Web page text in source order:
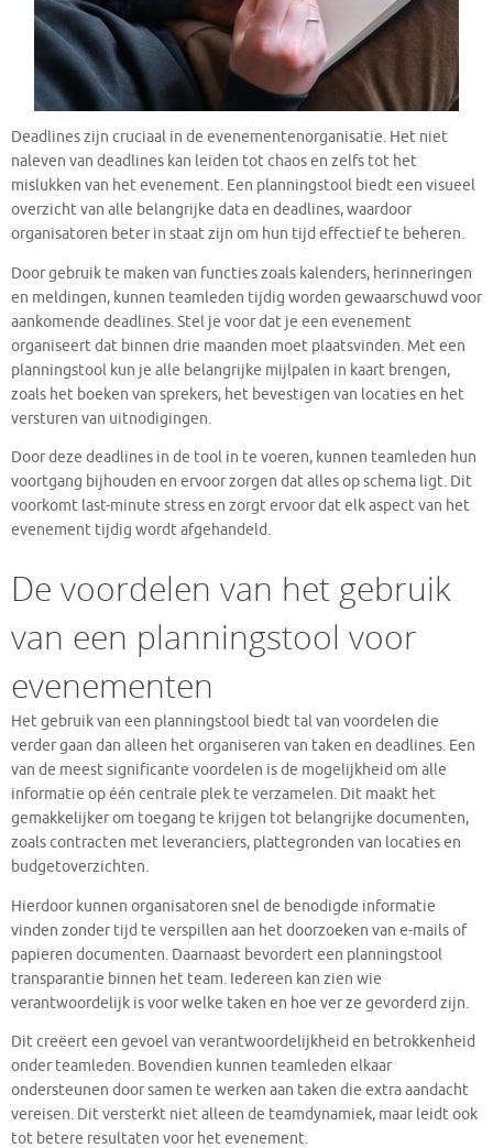
Deadlines zijn cruciaal in de evenementenorganisatie. Het niet
naleven van deadlines kan leiden tot chaos en zelfs tot het
mislukken van het evenement. Een planningstool biedt een visueel
overzicht van alle belangrijke data en deadlines, waardoor
organisatoren beter in staat zijn om hun tijd effectief te beheren.
Door gebruik te maken van functies zoals kalenders, herinneringen
en meldingen, kunnen teamleden tijdig worden gewaarschuwd voor
aankomende deadlines. Stel je voor dat je een evenement
organiseert dat binnen drie maanden moet plaatsvinden. Met een
planningstool kun je alle belangrijke mijlpalen in kaart brengen,
zoals het boeken van sprekers, het bevestigen van locaties en het
versturen van uitnodigingen.
Door deze deadlines in de tool in te voeren, kunnen teamleden hun
voortgang bijhouden en ervoor zorgen dat alles op schema ligt. Dit
voorkomt last-minute stress en zorgt ervoor dat elk aspect van het
evenement tijdig wordt afgehandeld.
De voordelen van het gebruik
van een planningstool voor
evenementen
Het gebruik van een planningstool biedt tal van voordelen die
verder gaan dan alleen het organiseren van taken en deadlines. Een
van de meest significante voordelen is de mogelijkheid om alle
informatie op één centrale plek te verzamelen. Dit maakt het
gemakkelijker om toegang te krijgen tot belangrijke documenten,
zoals contracten met leveranciers, plattegronden van locaties en
budgetoverzichten.
Hierdoor kunnen organisatoren snel de benodigde informatie
vinden zonder tijd te verspillen aan het doorzoeken van e-mails of
papieren documenten. Daarnaast bevordert een planningstool
transparantie binnen het team. Iedereen kan zien wie
verantwoordelijk is voor welke taken en hoe ver ze gevorderd zijn.
Dit creëert een gevoel van verantwoordelijkheid en betrokkenheid
onder teamleden. Bovendien kunnen teamleden elkaar
ondersteunen door samen te werken aan taken die extra aandacht
vereisen. Dit versterkt niet alleen de teamdynamiek, maar leidt ook
tot betere resultaten voor het evenement.